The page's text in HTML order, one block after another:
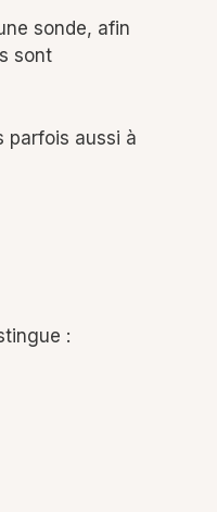
sonde, afin
sont
parfois aussi à
: